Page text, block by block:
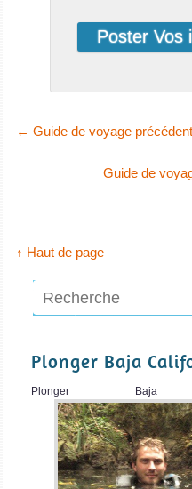
MY
Le MY
← Guide de voyage
Guide de
↑ Haut de page
Plonger Baja
Plonger Baja